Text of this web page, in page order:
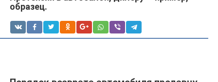
образец.